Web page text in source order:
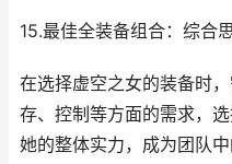
15.最佳全装备组合：综合
在选择虚空之女的装备时
存、控制等方面的需求，
她的整体实力，成为团队中